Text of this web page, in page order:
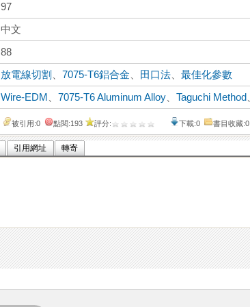
97
中文
88
放電線切割 、7075-T6鋁合金 田口法 、最佳化參數
Wire-EDM 、7075-T6 Aluminum Alloy 、Taguchi Method
被引用:0 點閱:193 評分: 下載:0 書目收藏:0
引用網址 轉寄